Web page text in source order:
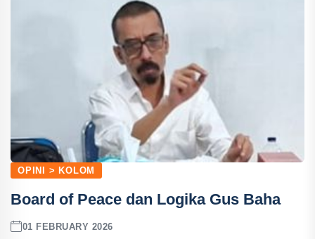
OPINI > KOLOM
Board of Peace dan Logika Gus Baha
01 FEBRUARY 2026